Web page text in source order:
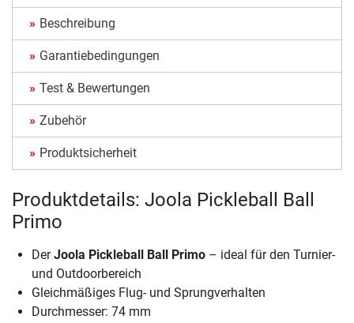
Beschreibung
Garantiebedingungen
Test & Bewertungen
Zubehör
Produktsicherheit
Produktdetails: Joola Pickleball Ball
Primo
DerJoola Pickleball Ball Primo – ideal für den Turnier-
und Outdoorbereich
Gleichmäßiges Flug- und Sprungverhalten
Durchmesser: 74 mm